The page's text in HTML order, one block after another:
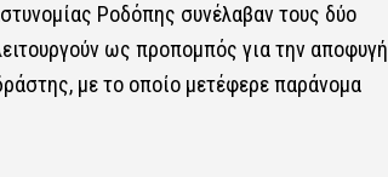
Ροδόπης συνέλαβαν τους δύο
ως προπομπός για την αποφυγή
με το οποίο μετέφερε παράνομα